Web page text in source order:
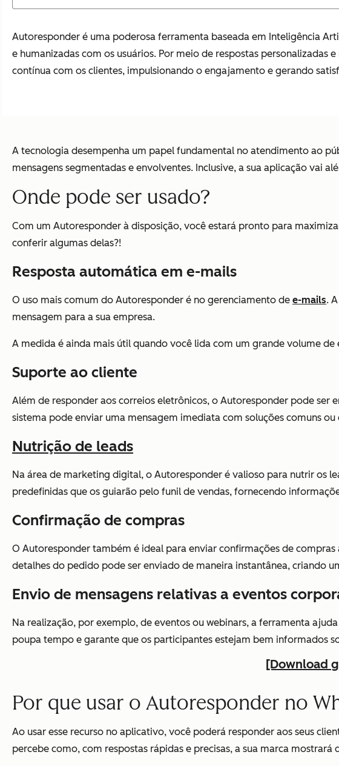
Autoresponder é uma poderosa ferramenta baseada em Inteligência
e humanizadas com os usuários. Por meio de respostas personalizadas
contínua com os clientes, impulsionando o engajamento e gerando
A tecnologia desempenha um papel fundamental no atendimento ao
mensagens segmentadas e envolventes. Inclusive, a sua aplicação vai
Onde pode ser usado?
Com um Autoresponder à disposição, você estará pronto para
conferir algumas delas?!
Resposta automática em e-mails
O uso mais comum do Autoresponder é no gerenciamento de e-mails.
mensagem para a sua empresa.
A medida é ainda mais útil quando você lida com um grande volume
Suporte ao cliente
Além de responder aos correios eletrônicos, o Autoresponder pode ser
sistema pode enviar uma mensagem imediata com soluções comuns
Nutrição de leads
Na área de marketing digital, o Autoresponder é valioso para nutrir os
predefinidas que os guiarão pelo funil de vendas, fornecendo
Confirmação de compras
O Autoresponder também é ideal para enviar confirmações de compras
detalhes do pedido pode ser enviado de maneira instantânea, criando
Envio de mensagens relativas a eventos
Na realização, por exemplo, de eventos ou webinars, a ferramenta
poupa tempo e garante que os participantes estejam bem informados
[Download
Por que usar o Autoresponder no
Ao usar esse recurso no aplicativo, você poderá responder aos seus
percebe como, com respostas rápidas e precisas, a sua marca mostrará